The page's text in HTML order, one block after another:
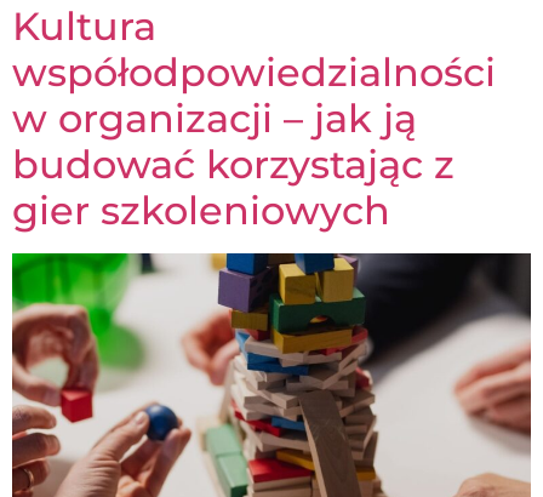
Kultura
współodpowiedzialności
w organizacji – jak ją
budować korzystając z
gier szkoleniowych